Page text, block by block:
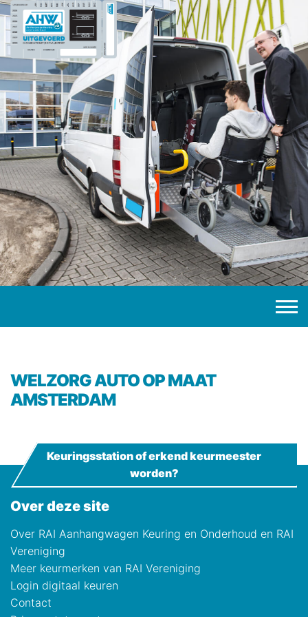
WELZORG AUTO OP MAAT
AMSTERDAM
Over deze site
Over RAI Aanhangwagen Keuring en Onderhoud en RAI
Vereniging
Meer keurmerken van RAI Vereniging
Login digitaal keuren
Contact
Keuringsstation of erkend keurmeester
worden?